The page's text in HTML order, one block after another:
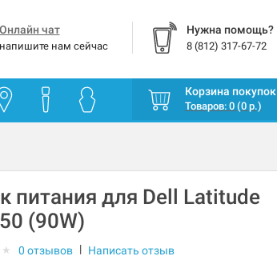
Онлайн чат
напишите нам сейчас
Нужна помощь?
8 (812) 317-67-72
Корзина покупок
Товаров: 0 (0 р.)
питания для Dell Latitude
(90W)
★ 0 отзывов | Написать отзыв